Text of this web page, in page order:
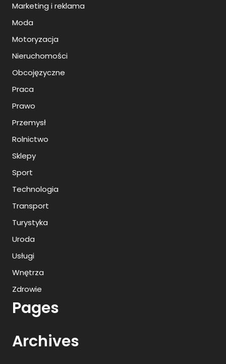
Marketing i reklama
Moda
Motoryzacja
Nieruchomości
Obcojęzyczne
Praca
Prawo
Przemysł
Rolnictwo
Sklepy
Sport
Technologia
Transport
Turystyka
Uroda
Usługi
Wnętrza
Zdrowie
Pages
Archives